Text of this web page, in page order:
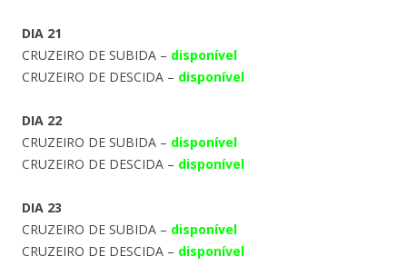
DIA 21
CRUZEIRO DE SUBIDA – disponível
CRUZEIRO DE DESCIDA – disponível
DIA 22
CRUZEIRO DE SUBIDA – disponível
CRUZEIRO DE DESCIDA – disponível
DIA 23
CRUZEIRO DE SUBIDA – disponível
CRUZEIRO DE DESCIDA – disponível